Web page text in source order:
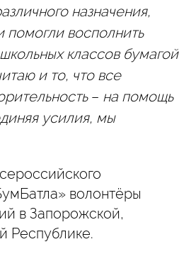
назначения,
помогли восполнить
классов бумагой
и то, что все
– на помощь
усилия, мы
волонтёры
в Запорожской,
Республике.